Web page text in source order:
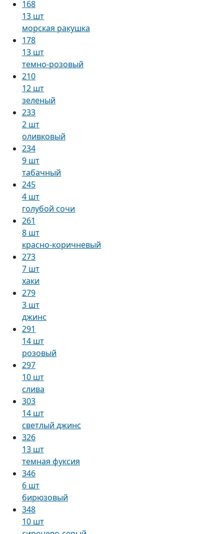
168
13 шт
морская ракушка
178
13 шт
темно-розовый
210
12 шт
зеленый
233
2 шт
оливковый
234
9 шт
табачный
245
4 шт
голубой сочи
261
8 шт
красно-коричневый
273
7 шт
хаки
279
3 шт
джинс
291
14 шт
розовый
297
10 шт
слива
303
14 шт
светлый джинс
326
13 шт
темная фуксия
346
6 шт
бирюзовый
348
10 шт